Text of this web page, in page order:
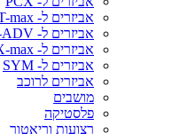
אביזרים ל- T-max
אביזרים ל- X-ADV
אביזרים ל- X-max
אביזרים ל- SYM
אביזרים לרוכב
מושבים
פלסטיקה
רצועות וריאטור